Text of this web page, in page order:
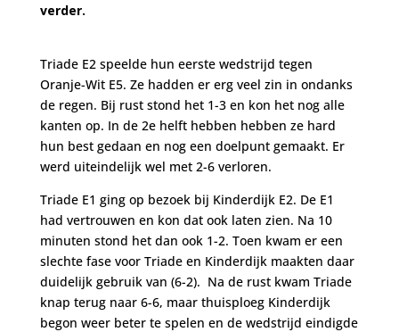
verder.
Triade E2 speelde hun eerste wedstrijd tegen
Oranje-Wit E5. Ze hadden er erg veel zin in ondanks
de regen. Bij rust stond het 1-3 en kon het nog alle
kanten op. In de 2e helft hebben hebben ze hard
hun best gedaan en nog een doelpunt gemaakt. Er
werd uiteindelijk wel met 2-6 verloren.
Triade E1 ging op bezoek bij Kinderdijk E2. De E1
had vertrouwen en kon dat ook laten zien. Na 10
minuten stond het dan ook 1-2. Toen kwam er een
slechte fase voor Triade en Kinderdijk maakten daar
duidelijk gebruik van (6-2). Na de rust kwam Triade
knap terug naar 6-6, maar thuisploeg Kinderdijk
begon weer beter te spelen en de wedstrijd eindigde